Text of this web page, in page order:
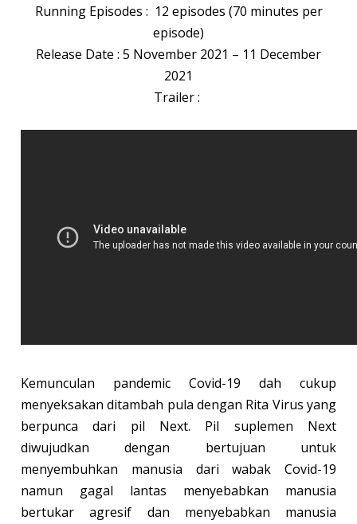
Running Episodes : 12 episodes (70 minutes per
episode)
Release Date : 5 November 2021 – 11 December
2021
Trailer :
Kemunculan pandemic Covid-19 dah cukup
menyeksakan ditambah pula dengan Rita Virus yang
berpunca dari pil Next. Pil suplemen Next
diwujudkan dengan bertujuan untuk
menyembuhkan manusia dari wabak Covid-19
namun gagal lantas menyebabkan manusia
bertukar agresif dan menyebabkan manusia